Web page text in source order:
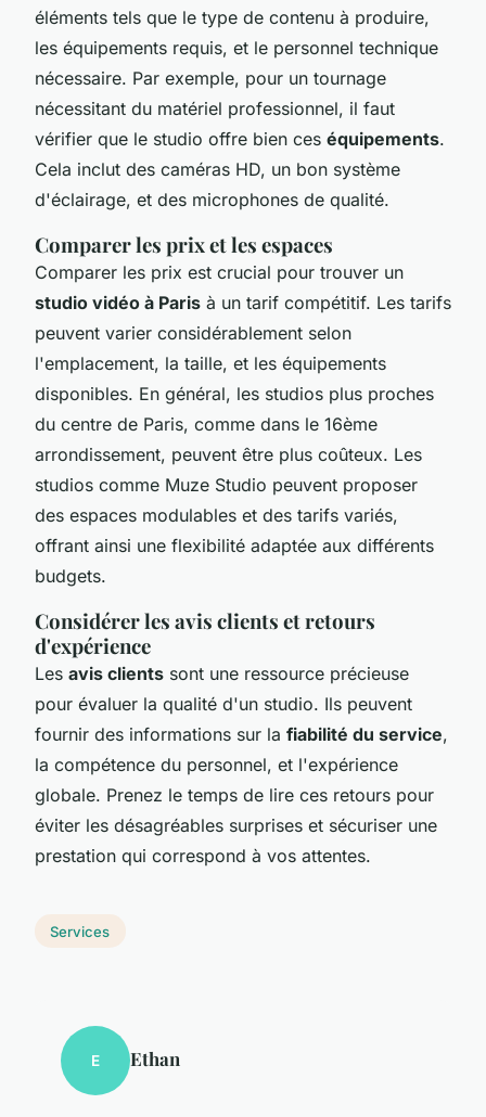
éléments tels que le type de contenu à produire,
les équipements requis, et le personnel technique
nécessaire. Par exemple, pour un tournage
nécessitant du matériel professionnel, il faut
vérifier que le studio offre bien ces équipements.
Cela inclut des caméras HD, un bon système
d'éclairage, et des microphones de qualité.
Comparer les prix et les espaces
Comparer les prix est crucial pour trouver un
studio vidéo à Paris à un tarif compétitif. Les tarifs
peuvent varier considérablement selon
l'emplacement, la taille, et les équipements
disponibles. En général, les studios plus proches
du centre de Paris, comme dans le 16ème
arrondissement, peuvent être plus coûteux. Les
studios comme Muze Studio peuvent proposer
des espaces modulables et des tarifs variés,
offrant ainsi une flexibilité adaptée aux différents
budgets.
Considérer les avis clients et retours
d'expérience
Les avis clients sont une ressource précieuse
pour évaluer la qualité d'un studio. Ils peuvent
fournir des informations sur la fiabilité du service,
la compétence du personnel, et l'expérience
globale. Prenez le temps de lire ces retours pour
éviter les désagréables surprises et sécuriser une
prestation qui correspond à vos attentes.
Services
E Ethan